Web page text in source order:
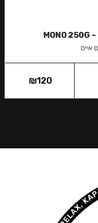
MONO 250G –
אייס
₪120